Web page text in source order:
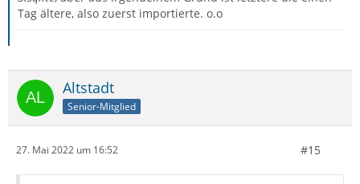
Tag ältere, also zuerst importierte. o.o
Altstadt
Senior-Mitglied
27. Mai 2022 um 16:52 #15